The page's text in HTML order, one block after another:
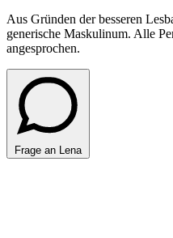
Aus Gründen der besseren
generische Maskulinum. Alle
angesprochen.
Frage an Lena